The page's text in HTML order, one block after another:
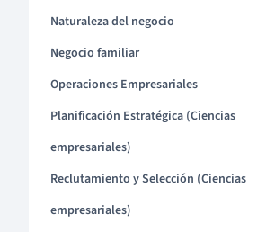
Naturaleza del negocio
Negocio familiar
Operaciones Empresariales
Planificación Estratégica (Ciencias
empresariales)
Reclutamiento y Selección (Ciencias
empresariales)